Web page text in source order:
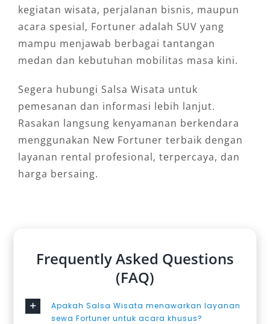
kegiatan wisata, perjalanan bisnis, maupun
acara spesial, Fortuner adalah SUV yang
mampu menjawab berbagai tantangan
medan dan kebutuhan mobilitas masa kini.
Segera hubungi Salsa Wisata untuk
pemesanan dan informasi lebih lanjut.
Rasakan langsung kenyamanan berkendara
menggunakan New Fortuner terbaik dengan
layanan rental profesional, terpercaya, dan
harga bersaing.
Frequently Asked Questions
(FAQ)
Apakah Salsa Wisata menawarkan layanan
sewa Fortuner untuk acara khusus?